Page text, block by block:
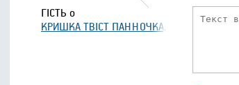
ГІСТЬ о
КРИШКА ТВІСТ ПАННОЧКА, ЩО